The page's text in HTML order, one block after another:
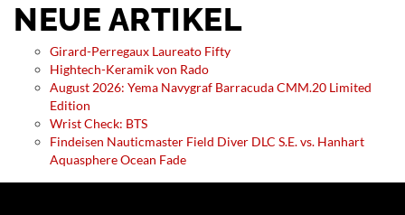
NEUE ARTIKEL
Girard-Perregaux Laureato Fifty
Hightech-Keramik von Rado
August 2026: Yema Navygraf Barracuda CMM.20 Limited
Edition
Wrist Check: BTS
Findeisen Nauticmaster Field Diver DLC S.E. vs. Hanhart
Aquasphere Ocean Fade